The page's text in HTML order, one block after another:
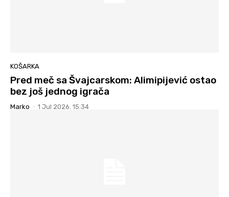
KOŠARKA
Pred meč sa Švajcarskom: Alimipijević ostao
bez još jednog igrača
Marko - 1 Jul 2026. 15:34